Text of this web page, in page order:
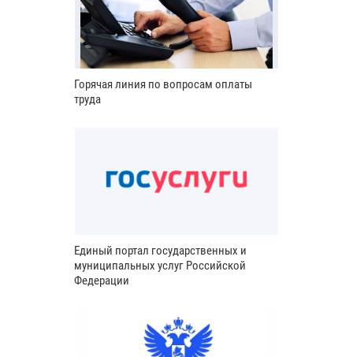
Горячая линия по вопросам оплаты
труда
Единый портал государственных и
муниципальных услуг Российской
Федерации